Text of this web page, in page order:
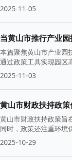
2025-11-05
当黄山市推行产业
本篇聚焦黄山市产业园
通过政策工具实现园区
续增长。
2025-11-03
黄山市财政扶持政
黄山市财政扶持政策旨
同时，政策还注重环境
2025-10-29